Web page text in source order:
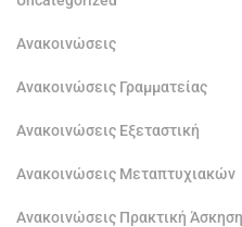
Ανακοινώσεις
Ανακοινώσεις Γραμματείας
Ανακοινώσεις Εξεταστική
Ανακοινώσεις Μεταπτυχιακών
Ανακοινώσεις Πρακτική Άσκηση